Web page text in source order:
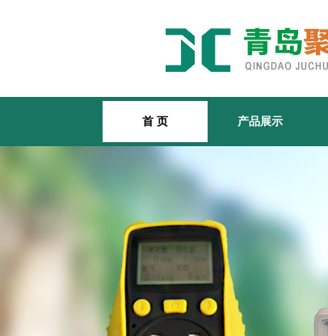
首 页 产品展示